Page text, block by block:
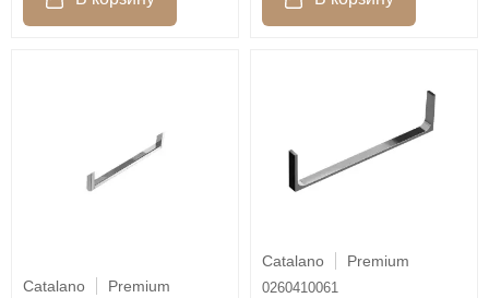
Catalano Premium
Catalano Premium
0260410061